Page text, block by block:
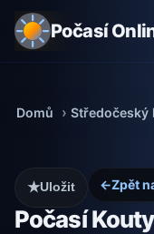
Počasí
Domů Středočeský
←Zpět
Počasí Kouty
★Uložit